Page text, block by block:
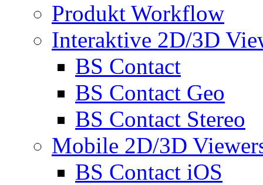
Produkt Workflow
Interaktive 2D/3D
BS Contact
BS Contact Geo
BS Contact Stereo
Mobile 2D/3D
BS Contact iOS